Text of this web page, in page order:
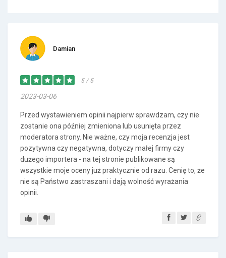
Damian
5 / 5
2023-03-06
Przed wystawieniem opinii najpierw sprawdzam, czy nie
zostanie ona później zmieniona lub usunięta przez
moderatora strony. Nie ważne, czy moja recenzja jest
pozytywna czy negatywna, dotyczy małej firmy czy
dużego importera - na tej stronie publikowane są
wszystkie moje oceny już praktycznie od razu. Cenię to, że
nie są Państwo zastraszani i dają wolność wyrażania
opinii.